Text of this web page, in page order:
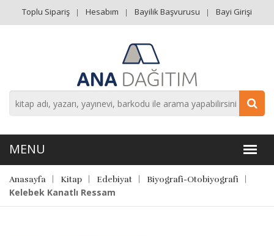
Toplu Sipariş Hesabım Bayilik Başvurusu Bayi Girişi
Anasayfa Kitap Edebiyat Biyografi-Otobiyografi
Kelebek Kanatlı Ressam